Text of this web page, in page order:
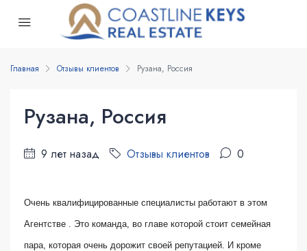
Главная Отзывы клиентов Рузана, Россия
Рузана, Россия
9 лет назад Отзывы клиентов 0
Очень квалифицированные специалисты работают в этом
Агентстве . Это команда, во главе которой стоит семейная
пара, которая очень дорожит своей репутацией. И кроме